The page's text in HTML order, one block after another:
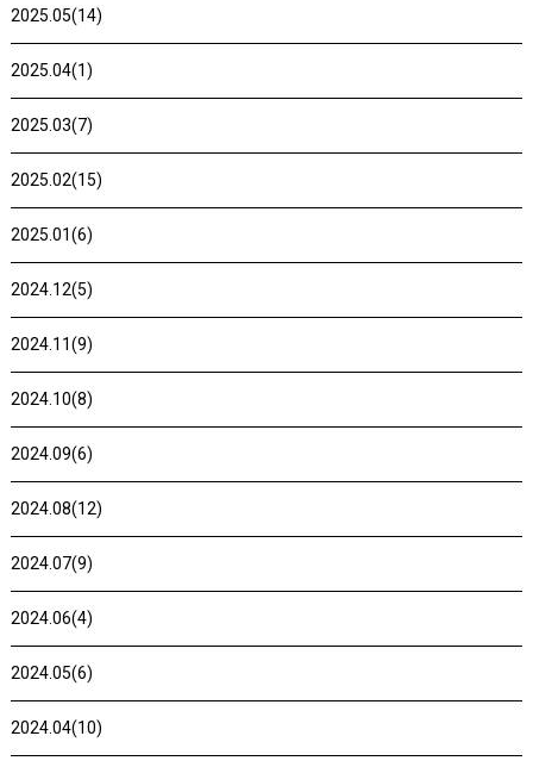
2025.05(14)
2025.04(1)
2025.03(7)
2025.02(15)
2025.01(6)
2024.12(5)
2024.11(9)
2024.10(8)
2024.09(6)
2024.08(12)
2024.07(9)
2024.06(4)
2024.05(6)
2024.04(10)